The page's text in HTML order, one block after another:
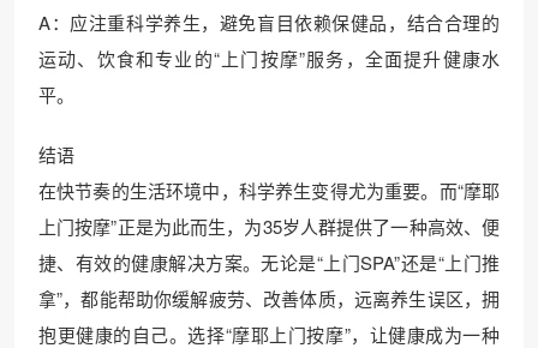
A：应注重科学养生，避免盲目依赖保健品，结合合理的
运动、饮食和专业的“上门按摩”服务，全面提升健康水
平。
结语
在快节奏的生活环境中，科学养生变得尤为重要。而“摩耶
上门按摩”正是为此而生，为35岁人群提供了一种高效、便
捷、有效的健康解决方案。无论是“上门SPA”还是“上门推
拿”，都能帮助你缓解疲劳、改善体质，远离养生误区，拥
抱更健康的自己。选择“摩耶上门按摩”，让健康成为一种